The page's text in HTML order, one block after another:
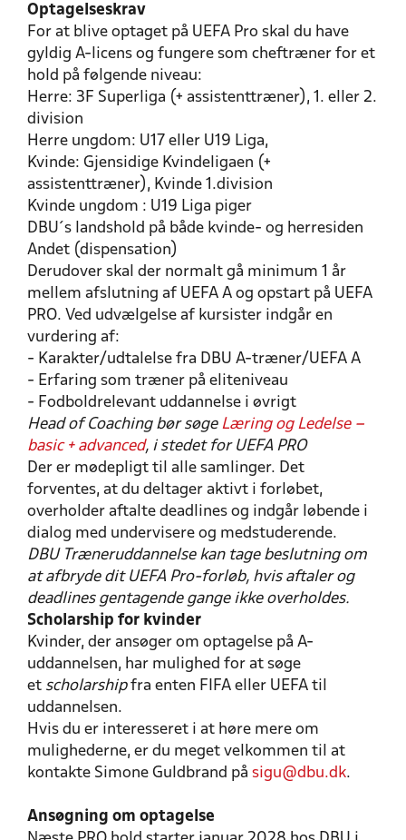
Optagelseskrav
For at blive optaget på UEFA Pro skal du have
gyldig A-licens og fungere som cheftræner for et
hold på følgende niveau:
Herre: 3F Superliga (+ assistenttræner), 1. eller 2.
division
Herre ungdom: U17 eller U19 Liga,
Kvinde: Gjensidige Kvindeligaen (+
assistenttræner), Kvinde 1.division
Kvinde ungdom : U19 Liga piger
DBU´s landshold på både kvinde- og herresiden
Andet (dispensation)
Derudover skal der normalt gå minimum 1 år
mellem afslutning af UEFA A og opstart på UEFA
PRO. Ved udvælgelse af kursister indgår en
vurdering af:
- Karakter/udtalelse fra DBU A-træner/UEFA A
- Erfaring som træner på eliteniveau
- Fodboldrelevant uddannelse i øvrigt
Head of Coaching bør søge Læring og Ledelse –
basic + advanced, i stedet for UEFA PRO
Der er mødepligt til alle samlinger. Det
forventes, at du deltager aktivt i forløbet,
overholder aftalte deadlines og indgår løbende i
dialog med undervisere og medstuderende.
DBU Træneruddannelse kan tage beslutning om
at afbryde dit UEFA Pro-forløb, hvis aftaler og
deadlines gentagende gange ikke overholdes.
Scholarship for kvinder
Kvinder, der ansøger om optagelse på A-
uddannelsen, har mulighed for at søge
et scholarshipfra enten FIFA eller UEFA til
uddannelsen.
Hvis du er interesseret i at høre mere om
mulighederne, er du meget velkommen til at
kontakte Simone Guldbrand på sigu@dbu.dk.
Ansøgning om optagelse